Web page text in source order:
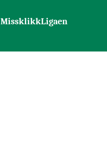
MissklikkLigaen